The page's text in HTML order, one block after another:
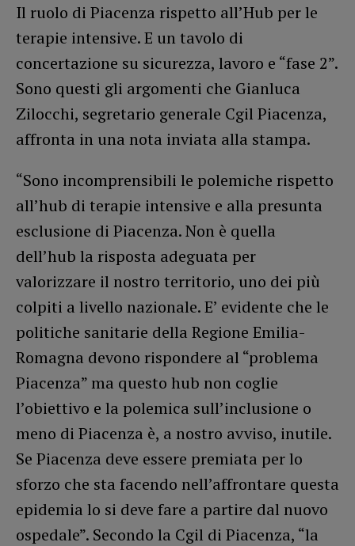
Il ruolo di Piacenza rispetto all’Hub per le
terapie intensive. E un tavolo di
concertazione su sicurezza, lavoro e “fase 2”.
Sono questi gli argomenti che Gianluca
Zilocchi, segretario generale Cgil Piacenza,
affronta in una nota inviata alla stampa.
“Sono incomprensibili le polemiche rispetto
all’hub di terapie intensive e alla presunta
esclusione di Piacenza. Non è quella
dell’hub la risposta adeguata per
valorizzare il nostro territorio, uno dei più
colpiti a livello nazionale. E’ evidente che le
politiche sanitarie della Regione Emilia-
Romagna devono rispondere al “problema
Piacenza” ma questo hub non coglie
l’obiettivo e la polemica sull’inclusione o
meno di Piacenza è, a nostro avviso, inutile.
Se Piacenza deve essere premiata per lo
sforzo che sta facendo nell’affrontare questa
epidemia lo si deve fare a partire dal nuovo
ospedale”. Secondo la Cgil di Piacenza, “la